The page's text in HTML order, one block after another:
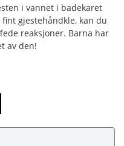
i vannet i badekaret
gjestehåndkle, kan du
reaksjoner. Barna har
av den!